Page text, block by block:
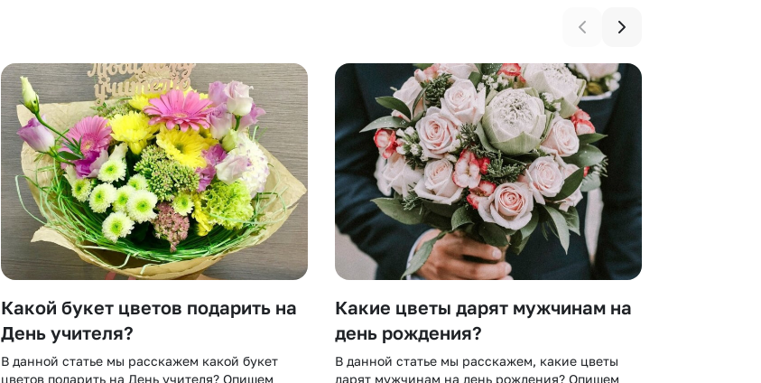
Какой букет цветов подарить на
День учителя?
В данной статье мы расскажем какой букет
цветов подарить на День учителя? Опишем
Какие цветы дарят мужчинам на
день рождения?
В данной статье мы расскажем, какие цветы
дарят мужчинам на день рождения? Опишем